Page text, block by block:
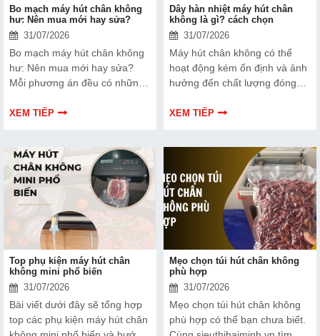
Bo mạch máy hút chân không
hư: Nên mua mới hay sửa?
31/07/2026
Bo mạch máy hút chân không
hư: Nên mua mới hay sửa?
Mỗi phương án đều có những
cùng tìm hiểu để đưa ra quyết
XEM TIẾP
Dây hàn nhiệt máy hút chân
không là gì? cách chọn
31/07/2026
Máy hút chân không có thể
hoạt động kém ổn định và ảnh
hưởng đến chất lượng đóng
Bài viết dưới đây sẽ giúp bạn
XEM TIẾP
Top phụ kiện máy hút chân
không mini phổ biến
31/07/2026
Bài viết dưới đây sẽ tổng hợp
top các phụ kiện máy hút chân
Mẹo chọn túi hút chân không
phù hợp
31/07/2026
Mẹo chọn túi hút chân không
phù hợp có thể bạn chưa biết.